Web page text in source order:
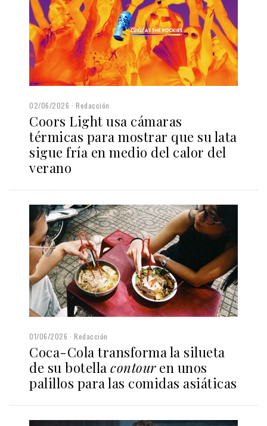
02/06/2026 Redacción
Coors Light usa cámaras
térmicas para mostrar que su lata
sigue fría en medio del calor del
verano
01/06/2026 Redacción
Coca-Cola transforma la silueta
de su botella contouren unos
palillos para las comidas asiáticas